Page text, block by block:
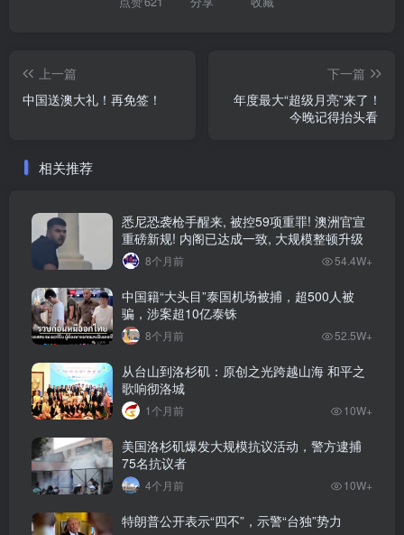
上一篇
中国送澳大礼！再免签！
下一篇
年度最大“超级月亮”来了！
今晚记得抬头看
相关推荐
悉尼恐袭枪手醒来, 被控59项重罪! 澳洲官宣
重磅新规! 内阁已达成一致, 大规模整顿升级
8个月前 54.4W+
中国籍“大头目”泰国机场被捕，超500人被
骗，涉案超10亿泰铢
8个月前 52.5W+
从台山到洛杉矶：原创之光跨越山海 和平之
歌响彻洛城
1个月前 10W+
美国洛杉矶爆发大规模抗议活动，警方逮捕
75名抗议者
4个月前 10W+
特朗普公开表示“四不”，示警“台独”势力